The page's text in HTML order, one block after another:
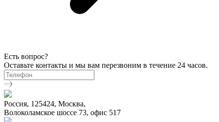
Есть вопрос?
Оставьте контакты и мы вам перезвоним в течение 24 часов.
Россия, 125424, Москва,
Волоколамское шоссе 73, офис 517